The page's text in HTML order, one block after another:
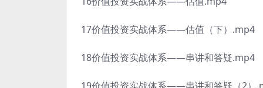
17价值投资实战体系——估值（下）.mp4
18价值投资实战体系——串讲和答疑.mp4